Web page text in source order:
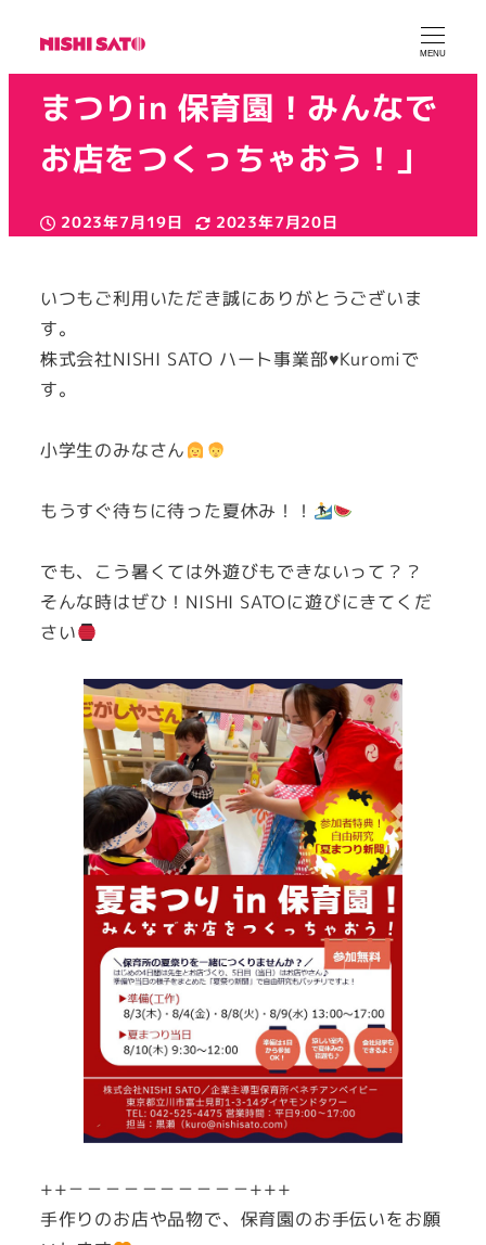
MENU
こどもスマイル大冒険「夏
まつりin 保育園 ! みんなで
お店をつくっちゃおう！」
投稿日
2023年7月19日
更新日
2023年7月20日
者
いつもご利用いただき誠にありがとうございま
す。
株式会社NISHI SATO ハート事業部♥Kuromiで
す。
小学生のみなさん
もうすぐ待ちに待った夏休み！！
でも、こう暑くては外遊びもできないって？？
そんな時はぜひ！NISHI SATOに遊びにきてくだ
さい
++－－－－－－－－－－+++
手作りのお店や品物で、保育園のお手伝いをお願